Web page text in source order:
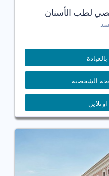
لطب الأسنان
الشخصية